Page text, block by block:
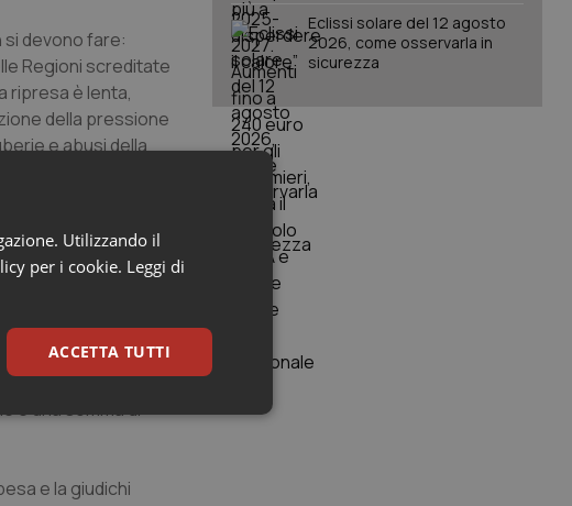
si devono fare:
Regioni screditate
ripresa è lenta,
della pressione
e abusi della
deve affrontare
ma come un
vasta e
promossa dai
indifferente, come
e una somma di
e la giudichi
Eclissi solare del 12 agosto
2026, come osservarla in
sicurezza
Utilizzando il
per i cookie. Leggi di
ACCETTA TUTTI
Marketing